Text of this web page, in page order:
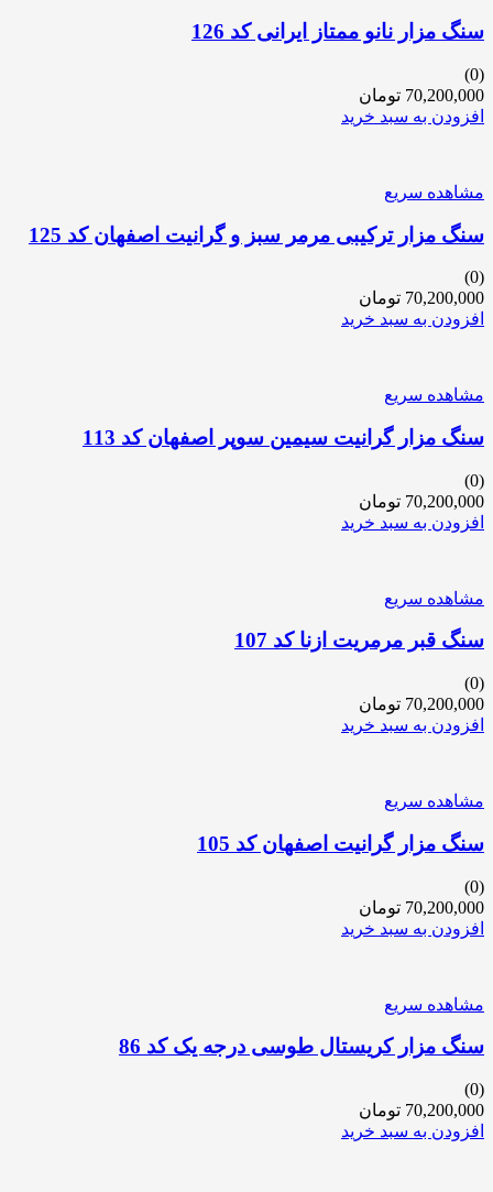
سنگ مزار نانو ممتاز ایرانی کد 126
(0)
70,200,000 تومان
افزودن به سبد خرید
مشاهده سریع
سنگ مزار ترکیبی مرمر سبز و گرانیت اصفهان کد 125
(0)
70,200,000 تومان
افزودن به سبد خرید
مشاهده سریع
سنگ مزار گرانیت سیمین سوپر اصفهان کد 113
(0)
70,200,000 تومان
افزودن به سبد خرید
مشاهده سریع
سنگ قبر مرمریت ازنا کد 107
(0)
70,200,000 تومان
افزودن به سبد خرید
مشاهده سریع
سنگ مزار گرانیت اصفهان کد 105
(0)
70,200,000 تومان
افزودن به سبد خرید
مشاهده سریع
سنگ مزار کریستال طوسی درجه یک کد 86
(0)
70,200,000 تومان
افزودن به سبد خرید